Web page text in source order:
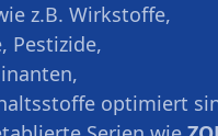
z.B. Wirkstoffe,
Pestizide,
optimiert